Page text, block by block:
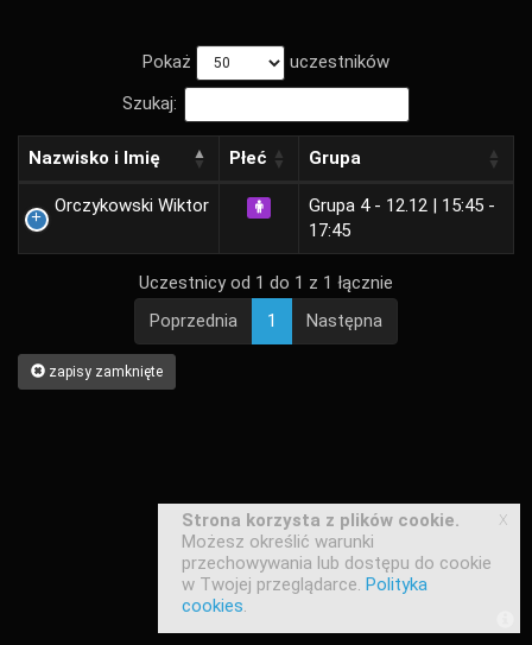
Pokaż
uczestników
Szukaj:
Nazwisko i Imię Płeć Grupa
Orczykowski Wiktor
Grupa 4 - 12.12 | 15:45 -
17:45
Uczestnicy od 1 do 1 z 1 łącznie
Poprzednia
1 Następna
zapisy zamknięte
Strona korzysta z plików cookie.
Możesz określić warunki
przechowywania lub dostępu do cookie
w Twojej przeglądarce. Polityka
cookies.
x